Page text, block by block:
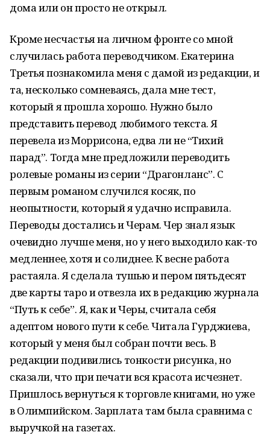
дома или он просто не открыл.
Кроме несчастья на личном фронте со мной
случилась работа переводчиком. Екатерина
Третья познакомила меня с дамой из редакции, и
та, несколько сомневаясь, дала мне тест,
который я прошла хорошо. Нужно было
представить перевод любимого текста. Я
перевела из Моррисона, едва ли не “Тихий
парад”. Тогда мне предложили переводить
ролевые романы из серии “Драгонланс”. С
первым романом случился косяк, по
неопытности, который я удачно исправила.
Переводы достались и Черам. Чер знал язык
очевидно лучше меня, но у него выходило как-то
медленнее, хотя и солиднее. К весне работа
растаяла. Я сделала тушью и пером пятьдесят
две карты таро и отвезла их в редакцию журнала
“Путь к себе”. Я, как и Черы, считала себя
адептом нового пути к себе. Читала Гурджиева,
который у меня был собран почти весь. В
редакции подивились тонкости рисунка, но
сказали, что при печати вся красота исчезнет.
Пришлось вернуться к торговле книгами, но уже
в Олимпийском. Зарплата там была сравнима с
выручкой на газетах.